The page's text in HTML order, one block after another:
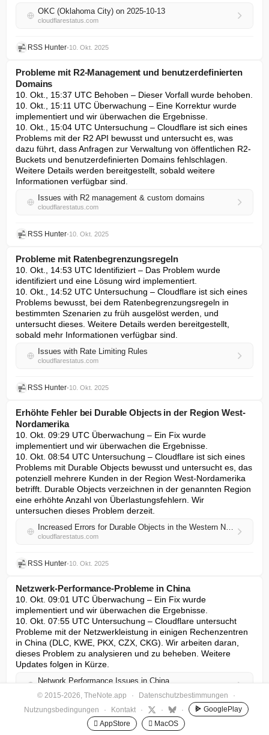
OKC (Oklahoma City) on 2025-10-13
cloudflarestatus.com
RSS Hunter•10. Okt. 2025
Probleme mit R2-Management und benutzerdefinierten
Domains
10. Okt., 15:37 UTC Behoben – Dieser Vorfall wurde behoben.
10. Okt., 15:11 UTC Überwachung – Eine Korrektur wurde
implementiert und wir überwachen die Ergebnisse.
10. Okt., 15:04 UTC Untersuchung – Cloudflare ist sich eines
Problems mit der R2 API bewusst und untersucht es, was
dazu führt, dass Anfragen zur Verwaltung von öffentlichen R2-
Buckets und benutzerdefinierten Domains fehlschlagen.
Weitere Details werden bereitgestellt, sobald weitere
Informationen verfügbar sind.
Issues with R2 management & custom domains
cloudflarestatus.com
RSS Hunter•10. Okt. 2025
Probleme mit Ratenbegrenzungsregeln
10. Okt., 14:53 UTC Identifiziert – Das Problem wurde
identifiziert und eine Lösung wird implementiert.
10. Okt., 14:52 UTC Untersuchung – Cloudflare ist sich eines
Problems bewusst, bei dem Ratenbegrenzungsregeln in
bestimmten Szenarien zu früh ausgelöst werden, und
untersucht dieses. Weitere Details werden bereitgestellt,
sobald mehr Informationen verfügbar sind.
Issues with Rate Limiting Rules
cloudflarestatus.com
RSS Hunter•10. Okt. 2025
Erhöhte Fehler bei Durable Objects in der Region West-
Nordamerika
10. Okt. 09:29 UTC Überwachung – Ein Fix wurde
implementiert und wir überwachen die Ergebnisse.
10. Okt. 08:54 UTC Untersuchung – Cloudflare ist sich eines
Problems mit Durable Objects bewusst und untersucht es, das
potenziell mehrere Kunden in der Region West-Nordamerika
betrifft. Durable Objects verzeichnen in der genannten Region
eine erhöhte Anzahl von Überlastungsfehlern. Wir
untersuchen dieses Problem derzeit.
Increased Errors for Durable Objects in the Western North America region
cloudflarestatus.com
RSS Hunter•10. Okt. 2025
Netzwerk-Performance-Probleme in China
10. Okt. 09:01 UTC Überwachung – Ein Fix wurde
implementiert und wir überwachen die Ergebnisse.
10. Okt. 07:55 UTC Untersuchung – Cloudflare untersucht
Probleme mit der Netzwerkleistung in einigen Rechenzentren
in China (DLC, KWE, PKX, CZX, CKG). Wir arbeiten daran,
dieses Problem zu analysieren und zu beheben. Weitere
Updates folgen in Kürze.
Network Performance Issues in China
10. Okt. 2025
© 2015-2026, TheNote.app · Datenschutzbestimmungen
·
Nutzungsbedingungen
· Kontakt · · ·
GooglePlay
 AppStore
 MacOS